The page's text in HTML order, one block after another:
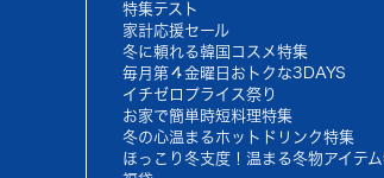
特集テスト
家計応援セール
冬に頼れる韓国コスメ特集
毎月第４金曜日おトクな3DAYS
イチゼロプライス祭り
お家で簡単時短料理特集
冬の心温まるホットドリンク特集
ほっこり冬支度！温まる冬物アイテ